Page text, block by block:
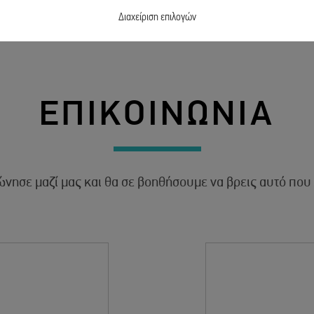
ΕΠΙΚΟΙΝΩΝΙΑ
μαζί μας και θα σε βοηθήσουμε να βρεις αυτό που
Διαχείριση επιλογών